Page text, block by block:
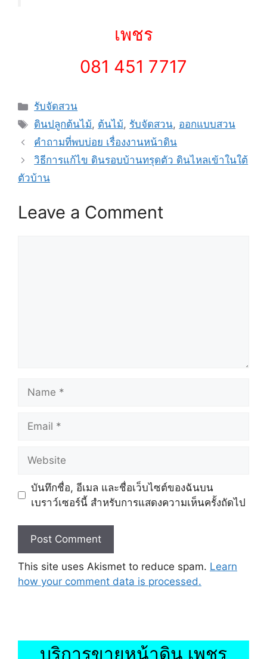
เพชร
081 451 7717
Categories
รับจัดสวน
Tags
ดินปลูกต้นไม้, ต้นไม้, รับจัดสวน, ออกแบบสวน
คำถามที่พบบ่อย เรื่องงานหน้าดิน
วิธีการแก้ไข ดินรอบบ้านทรุดตัว ดินไหลเข้าในใต้
ตัวบ้าน
Leave a Comment
บันทึกชื่อ, อีเมล และชื่อเว็บไซต์ของฉันบน
เบราว์เซอร์นี้ สำหรับการแสดงความเห็นครั้งถัดไป
This site uses Akismet to reduce spam. Learn
how your comment data is processed.
บริการขายหน้าดิน เพชร